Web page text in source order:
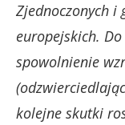
Zjednoczonych i
europejskich.
spowolnienie
kolejne skutki